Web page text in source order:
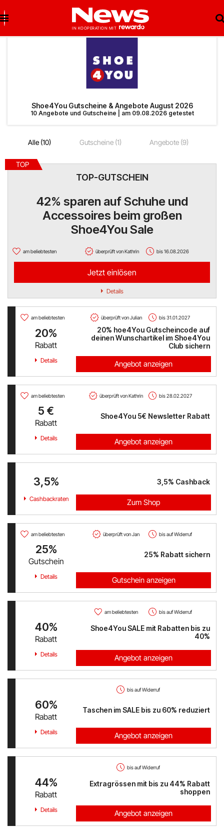
Brigitte Salzburg
Breuninger
Lieferando
Shop Apotheke
MediaMarkt
Universal
oeticket
Ulla Popken
Peek & Cloppenburg
Lounge by Zalando
xxxLutz
BADER
Bosch Hausgeräte
CAMP DAVID & SOCCX
tink
Austrian Airlines
Mr Beam
Yves Rocher
Douglas
Alle Shops anzeigen
Beste Gutscheine
Neueste Gutscheine
Beste Angebote
Neueste Angebote
Shoe4You Gutscheine & Angebote August 2026
10 Angebote und Gutscheine | am 09.08.2026 getestet
Alle (10) Gutscheine (1) Angebote (9)
TOP
TOP-GUTSCHEIN
42% sparen auf Schuhe und
Accessoires beim großen
Shoe4You Sale
am beliebtesten überprüft von Kathrin bis 16.08.2026
Details
Jetzt einlösen
am beliebtesten überprüft von Julian bis 31.01.2027
20%
Rabatt
20% hoe4You Gutscheincode auf
deinen Wunschartikel im Shoe4You
Club sichern
Details Angebot anzeigen
am beliebtesten überprüft von Kathrin bis 28.02.2027
5 €
Rabatt
Shoe4You 5€ Newsletter Rabatt
Details Angebot anzeigen
3,5% 3,5% Cashback
Cashbackraten Zum Shop
am beliebtesten überprüft von Jan bis auf Widerruf
25%
Gutschein
25% Rabatt sichern
Details Gutschein anzeigen
am beliebtesten bis auf Widerruf
40%
Rabatt
Shoe4You SALE mit Rabatten bis zu
40%
Details Angebot anzeigen
bis auf Widerruf
60%
Rabatt
Taschen im SALE bis zu 60% reduziert
Details Angebot anzeigen
bis auf Widerruf
44%
Rabatt
Extragrössen mit bis zu 44% Rabatt
shoppen
Details Angebot anzeigen